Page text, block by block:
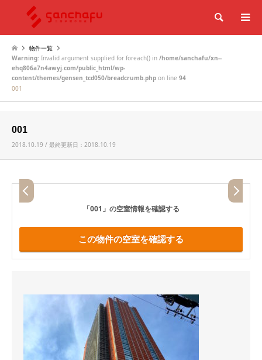
検索
物件一覧
Warning: Invalid argument supplied for foreach() in /home/sanchafu/xn--
ehq806a7n4awyj.com/public_html/wp-
content/themes/gensen_tcd050/breadcrumb.php on line 94
001
001
2018.10.19 / 最終更新日：2018.10.19
「001」 の空室情報を確認する
この物件の空室を確認する